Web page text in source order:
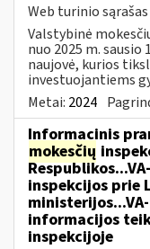
Web turinio sąrašas
Valstybinė
nuo 2025 m.
naujovė, kurios
investuojantiems
Metai: 2024
Informacinis
mokesčių
inspekcijos prie
informacijos
inspekcijoje